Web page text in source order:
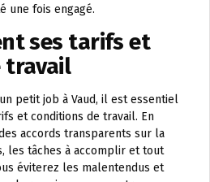
une fois engagé.
ses tarifs et
travail
petit job à Vaud, il est essentiel
et conditions de travail. En
accords transparents sur la
les tâches à accomplir et tout
éviterez les malentendus et